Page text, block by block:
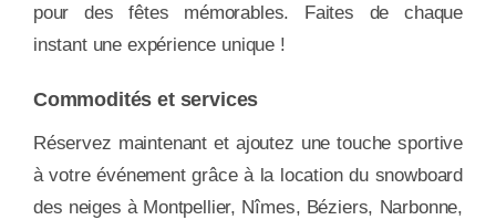
pour des fêtes mémorables. Faites de chaque
instant une expérience unique !
Commodités et services
Réservez maintenant et ajoutez une touche sportive
à votre événement grâce à la location du snowboard
des neiges à Montpellier, Nîmes, Béziers, Narbonne,